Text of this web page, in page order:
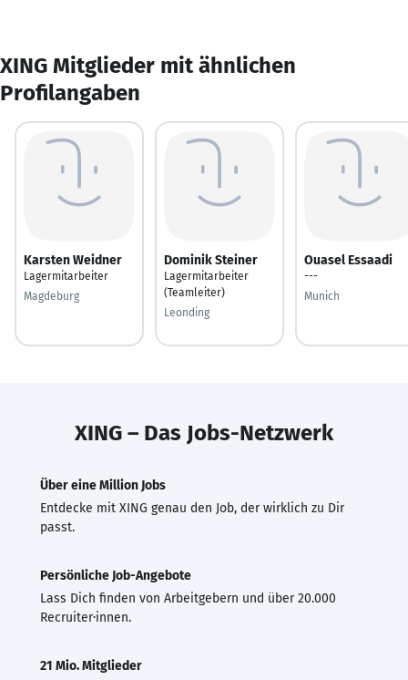
XING Mitglieder mit ähnlichen
Profilangaben
Karsten Weidner
Lagermitarbeiter
Magdeburg
Dominik Steiner
Lagermitarbeiter
(Teamleiter)
Leonding
Ouasel Essaadi
---
Munich
XING – Das Jobs-Netzwerk
Über eine Million Jobs
Entdecke mit XING genau den Job, der wirklich zu Dir
passt.
Persönliche Job-Angebote
Lass Dich finden von Arbeitgebern und über 20.000
Recruiter·innen.
21 Mio. Mitglieder